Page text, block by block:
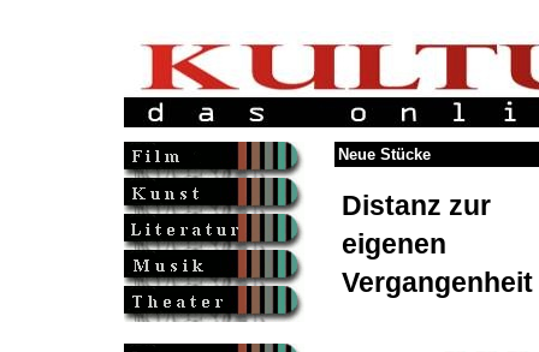
Neue Stücke
Distanz zur
eigenen
Vergangenheit